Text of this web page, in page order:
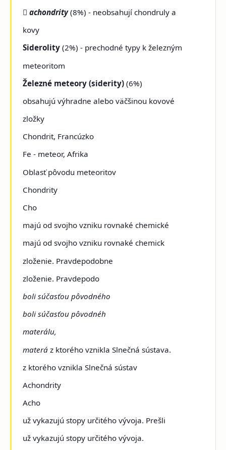
achondrity(8%) - neobsahují chondruly a
kovy
Siderolity (2%) - prechodné typy k železným
meteoritom
Železné meteory (siderity)(6%)
obsahujú výhradne alebo väčšinou kovové
zložky
Chondrit, Francúzko
Fe - meteor, Afrika
Oblasť pôvodu meteoritov
Chondrity
Cho
majú od svojho vzniku rovnaké chemické
majú od svojho vzniku rovnaké chemick
zloženie. Pravdepodobne
zloženie. Pravdepodo
boli súčasťou pôvodného
boli súčasťou pôvodnéh
materálu,
materáz ktorého vznikla Slnečná sústava.
z ktorého vznikla Slnečná sústav
Achondrity
Acho
už vykazujú stopy určitého vývoja. Prešli
už vykazujú stopy určitého vývoja.